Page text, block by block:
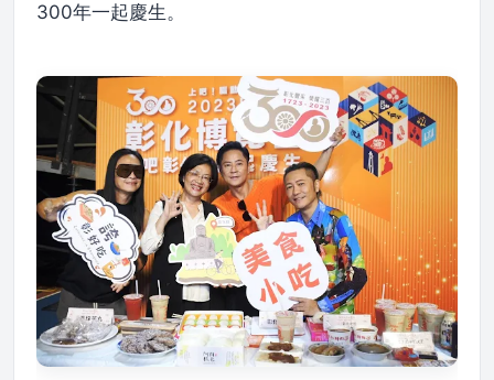
300年一起慶生。